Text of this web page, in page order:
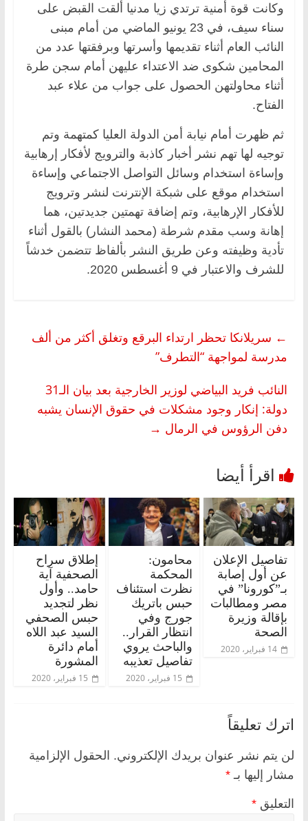
وكانت قوة أمنية ترتدي زيا مدنيا ألقت القبض على
سناء سيف، في 23 يونيو الماضي من أمام مبنى
النائب العام أثناء تقديمها وأسرتها وبرفقتها عدد من
المحامين شكوى ضد الاعتداء عليهن أمام سجن طرة
أثناء محاولتهن الحصول على جواب من علاء عبد
الفتاح.
ثم ظهرت أمام نيابة أمن الدولة العليا كمتهمة وتم
توجيه لها تهم نشر أخبار كاذبة والترويج لأفكار إرهابية
وإساءة استخدام وسائل التواصل الاجتماعي وإساءة
استخدام موقع على شبكة الإنترنت لنشر وترويج
للأفكار الإرهابية، وتم إضافة تهمتين جديدتين، هما
إهانة وسب مقدم شرطة (محمد النشار) بالقول أثناء
تأدية وظيفته وعن طريق النشر بألفاظ تتضمن خدشاً
للشرف والاعتبار في 9 أغسطس 2020.
← سريلانكا تحظر ارتداء البرقع وتغلق أكثر من ألف
مدرسة لمواجهة “التطرف”
النائب فريد البياضي لوزير الخارجية بعد بيان الـ31
دولة: إنكار وجود مشكلات في حقوق الإنسان يشبه
دفن الرؤوس في الرمال →
تفاصيل الإعلان
عن أول إصابة
بـ”كورونا” في
مصر ومطالبات
بإقالة وزيرة
الصحة
14 فبراير، 2020
محامون:
المحكمة
نظرت استئناف
حبس باتريك
جورج وفي
انتظار القرار..
والباحث يروي
تفاصيل تعذيبه
15 فبراير، 2020
إطلاق سراح
الصحفية آية
حامد.. وأول
نظر لتجديد
حبس الصحفي
السيد عبد اللاه
أمام دائرة
المشورة
15 فبراير، 2020
اترك تعليقاً
لن يتم نشر عنوان بريدك الإلكتروني. الحقول الإلزامية
مشار إليها بـ *
التعليق *